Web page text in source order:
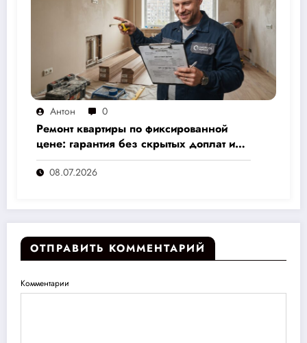
Антон 0
Ремонт квартиры по фиксированной
цене: гарантия без скрытых доплат и
переплат
08.07.2026
ОТПРАВИТЬ КОММЕНТАРИЙ
Комментарии